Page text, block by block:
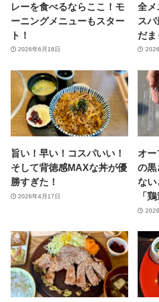
レーを食べるならここ！モ
ーニングメニューもスター
ト！
2026年6月18日
全メ
ス
だま
旨い！早い！コスパいい！
そして背徳感MAXな丼が優
勝すぎた！
2026年4月17日
オ
の黒
ない
「